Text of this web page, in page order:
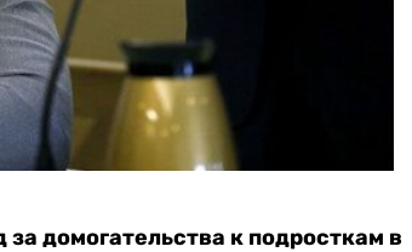
домогательства к подросткам в